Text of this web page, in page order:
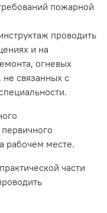
пожарной
проводить
и на
огневых
не связанных с
рабочем месте.
части